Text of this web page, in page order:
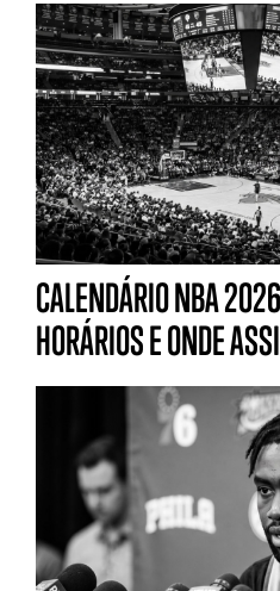
CALENDÁRIO NBA
HORÁRIOS E ONDE